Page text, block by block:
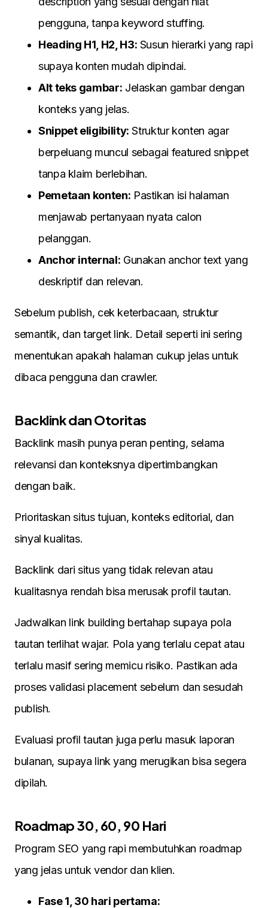
pengguna, tanpa keyword stuffing.
Heading H1, H2, H3: Susun hierarki yang rapi
supaya konten mudah dipindai.
Alt teks gambar: Jelaskan gambar dengan
konteks yang jelas.
Snippet eligibility: Struktur konten agar
berpeluang muncul sebagai featured snippet
tanpa klaim berlebihan.
Pemetaan konten: Pastikan isi halaman
menjawab pertanyaan nyata calon
pelanggan.
Anchor internal: Gunakan anchor text yang
deskriptif dan relevan.
Sebelum publish, cek keterbacaan, struktur
semantik, dan target link. Detail seperti ini sering
menentukan apakah halaman cukup jelas untuk
dibaca pengguna dan crawler.
Backlink dan Otoritas
Backlink masih punya peran penting, selama
relevansi dan konteksnya dipertimbangkan
dengan baik.
Prioritaskan situs tujuan, konteks editorial, dan
sinyal kualitas.
Backlink dari situs yang tidak relevan atau
kualitasnya rendah bisa merusak profil tautan.
Jadwalkan link building bertahap supaya pola
tautan terlihat wajar. Pola yang terlalu cepat atau
terlalu masif sering memicu risiko. Pastikan ada
proses validasi placement sebelum dan sesudah
publish.
Evaluasi profil tautan juga perlu masuk laporan
bulanan, supaya link yang merugikan bisa segera
dipilah.
Roadmap 30, 60, 90 Hari
Program SEO yang rapi membutuhkan roadmap
yang jelas untuk vendor dan klien.
Fase 1, 30 hari pertama: